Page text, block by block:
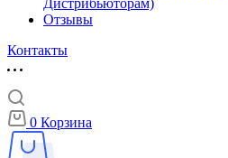
Дистрибьюторам)
Отзывы
Контакты
0 Корзина